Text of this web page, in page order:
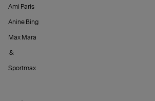
Ami Paris
Anine Bing
Max Mara
&
Sportmax